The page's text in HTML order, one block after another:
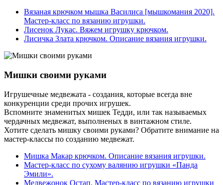
Вязаная крючком мышка Василиса [мышкомания 2020].
Мастер-класс по вязанию игрушки.
Лисенок Лукас. Вяжем игрушку крючком.
Лисичка Злата крючком. Описание вязания игрушки.
Мишки своими руками
Игрушечные медвежата - создания, которые всегда вне
конкуренции среди прочих игрушек.
Вспомните знаменитых мишек Тедди, или так называемых
чердачных медвежат, выполненых в винтажном стиле.
Хотите сделать мишку своими руками? Обратите внимание на
мастер-классы по созданию медвежат.
Мишка Макар крючком. Описание вязания игрушки.
Мастер-класс по сухому валянию игрушки «Панда
Эмили».
Медвежонок Остап. Мастер-класс по вязанию игрушки